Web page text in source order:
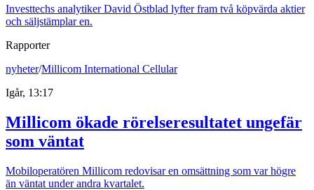
Investtechs analytiker David Östblad lyfter fram två köpvärda aktier
och säljstämplar en.
Rapporter
nyheter/Millicom International Cellular
Igår, 13:17
Millicom ökade rörelseresultatet ungefär
som väntat
Mobiloperatören Millicom redovisar en omsättning som var högre
än väntat under andra kvartalet.